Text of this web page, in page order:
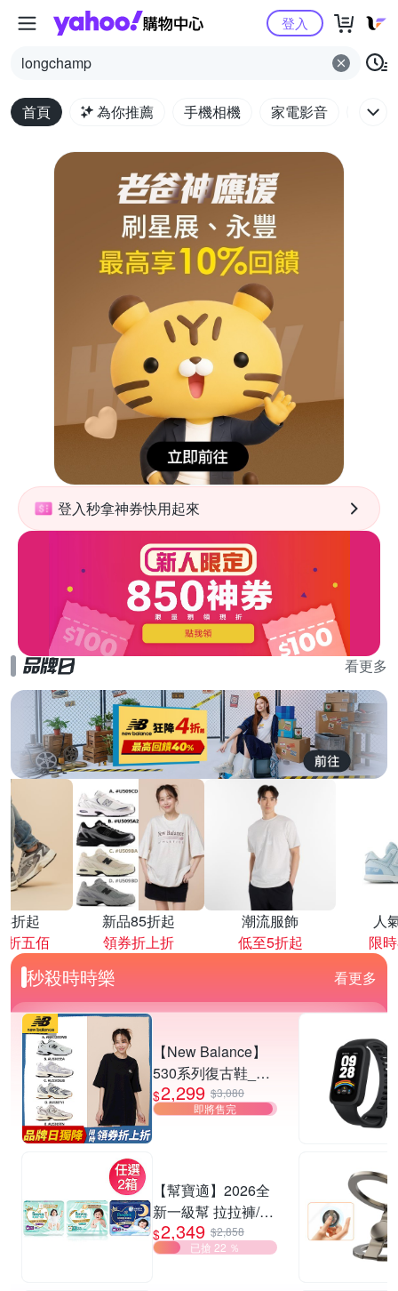
Yahoo購物中心
longchamp
登入
首頁 為你推薦 手機相機 家電影音 電腦
登入秒拿神券快用起來
看更多
折起
折五佰
新品85折起
領券折上折
潮流服飾
低至5折起
人
限
秒殺時時樂 看更多
【New Balance】
530系列復古鞋_中
性_5款任選
(MR530EWB/U530
$2,299 $3,080
即將售完
【幫寶適】2026全
新一級幫 拉拉褲/黏
貼型/夜用褲型 多款
任選2箱
$2,349 $2,858
已搶 22 ％